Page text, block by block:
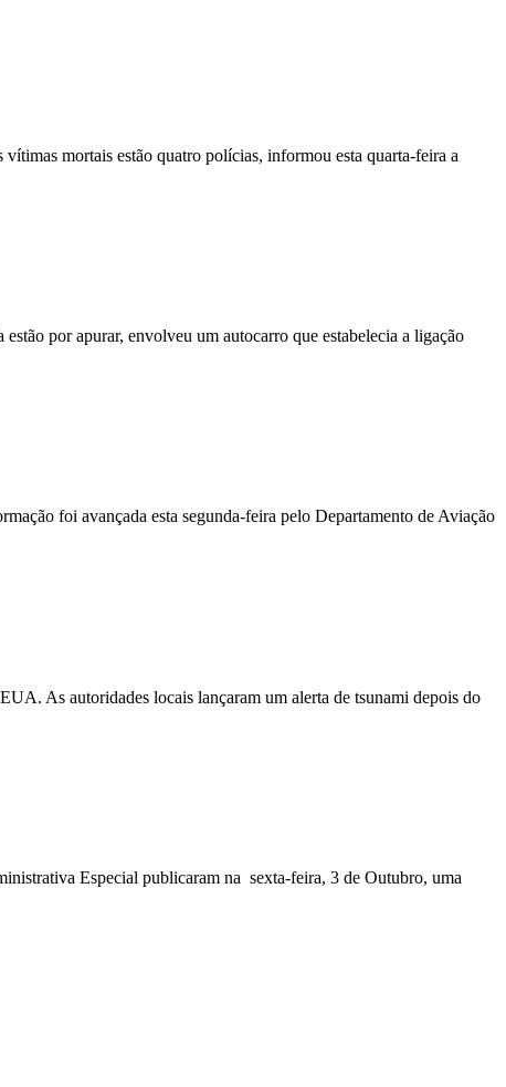
mortais estão quatro polícias, informou esta quarta-feira a
por apurar, envolveu um autocarro que estabelecia a ligação
foi avançada esta segunda-feira pelo Departamento de Aviação
As autoridades locais lançaram um alerta de tsunami depois do
Especial publicaram na sexta-feira, 3 de Outubro, uma